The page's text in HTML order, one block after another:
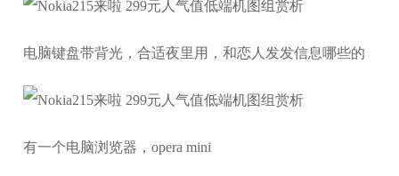
电脑键盘带背光，合适夜里用，和恋人发发信息哪些的
有一个电脑浏览器，opera mini